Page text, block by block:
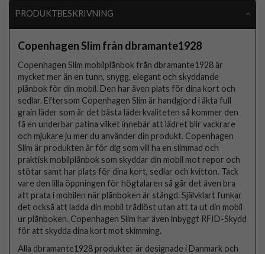
PRODUKTBESKRIVNING
Copenhagen Slim från dbramante1928
Copenhagen Slim mobilplånbok från dbramante1928 är
mycket mer än en tunn, snygg, elegant och skyddande
plånbok för din mobil. Den har även plats för dina kort och
sedlar. Eftersom Copenhagen Slim är handgjord i äkta full
grain läder som är det bästa läderkvaliteten så kommer den
få en underbar patina vilket innebär att lädret blir vackrare
och mjukare ju mer du använder din produkt. Copenhagen
Slim är produkten är för dig som vill ha en slimmad och
praktisk mobilplånbok som skyddar din mobil mot repor och
stötar samt har plats för dina kort, sedlar och kvitton. Tack
vare den lilla öppningen för högtalaren så går det även bra
att prata i mobilen när plånboken är stängd. Självklart funkar
det också att ladda din mobil trådlöst utan att ta ut din mobil
ur plånboken. Copenhagen Slim har även inbyggt RFID-Skydd
för att skydda dina kort mot skimming.
Alla dbramante1928 produkter är designade i Danmark och